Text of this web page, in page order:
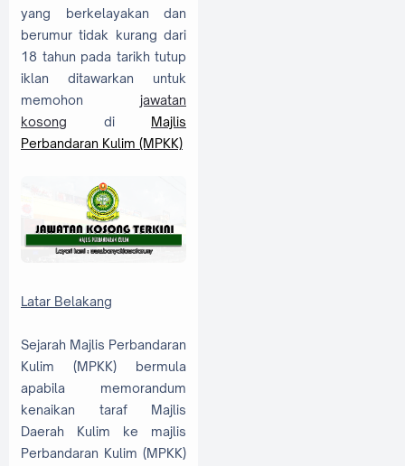
yang berkelayakan dan
berumur tidak kurang dari
18 tahun pada tarikh tutup
iklan ditawarkan untuk
memohon jawatan
kosong di Majlis
Perbandaran Kulim (MPKK)
Latar Belakang
Sejarah Majlis Perbandaran
Kulim (MPKK) bermula
apabila memorandum
kenaikan taraf Majlis
Daerah Kulim ke majlis
Perbandaran Kulim (MPKK)